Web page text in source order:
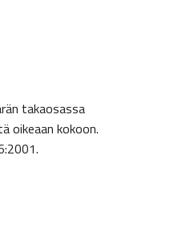
takaosassa
oikeaan kokoon.